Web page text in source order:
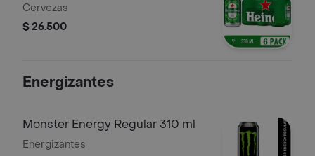
Cervezas
$ 26.500
Energizantes
Monster Energy Regular 310 ml
Energizantes